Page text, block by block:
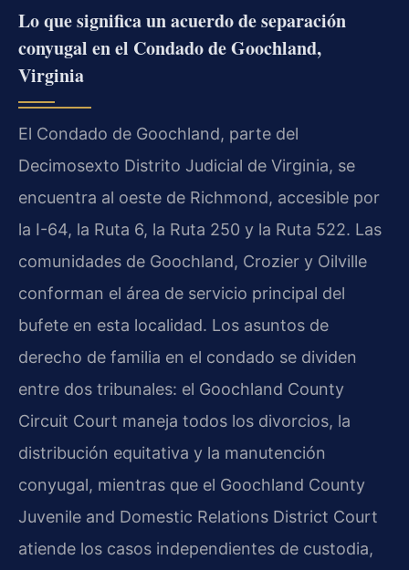
Lo que significa un acuerdo de separación
conyugal en el Condado de Goochland,
Virginia
El Condado de Goochland, parte del
Decimosexto Distrito Judicial de Virginia, se
encuentra al oeste de Richmond, accesible por
la I-64, la Ruta 6, la Ruta 250 y la Ruta 522. Las
comunidades de Goochland, Crozier y Oilville
conforman el área de servicio principal del
bufete en esta localidad. Los asuntos de
derecho de familia en el condado se dividen
entre dos tribunales: el Goochland County
Circuit Court maneja todos los divorcios, la
distribución equitativa y la manutención
conyugal, mientras que el Goochland County
Juvenile and Domestic Relations District Court
atiende los casos independientes de custodia,